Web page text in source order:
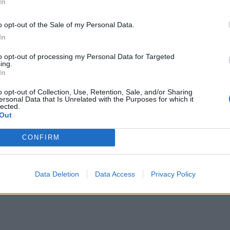
opt-out of the Sale of my Personal Data.
opt-out of processing my Personal Data for Targeted
opt-out of Collection, Use, Retention, Sale, and/or Sharing
Data that Is Unrelated with the Purposes for which it
CONFIRM
Data Deletion Data Access Privacy Policy
2023
από τα Εγκλήματα του ΑΝΤ1 25
μετά (Pics)
δύσκολη – και αφήνω το οικονομικό στην άκρη – ήταν